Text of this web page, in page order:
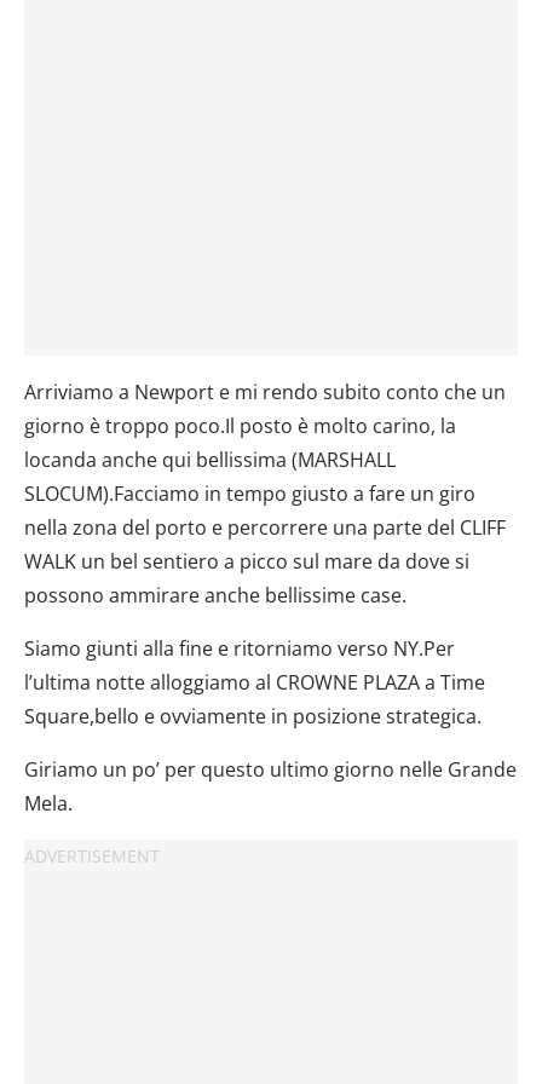
Arriviamo a Newport e mi rendo subito conto che un
giorno è troppo poco.Il posto è molto carino, la
locanda anche qui bellissima (MARSHALL
SLOCUM).Facciamo in tempo giusto a fare un giro
nella zona del porto e percorrere una parte del CLIFF
WALK un bel sentiero a picco sul mare da dove si
possono ammirare anche bellissime case.
Siamo giunti alla fine e ritorniamo verso NY.Per
l’ultima notte alloggiamo al CROWNE PLAZA a Time
Square,bello e ovviamente in posizione strategica.
Giriamo un po’ per questo ultimo giorno nelle Grande
Mela.